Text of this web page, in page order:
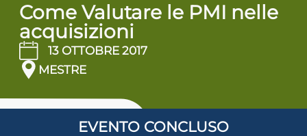
Come Valutare le PMI nelle
acquisizioni
13 OTTOBRE 2017
MESTRE
EVENTO CONCLUSO